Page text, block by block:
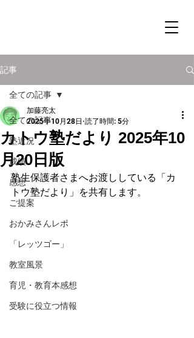
記事
全ての記事
塾近況
成績
感想
ご提案
おかみさんレポ
「レッツゴー」
教室風景
育児・教育本感想
受験に役立つ情報
全ての記事
カトウ塾だより 2025年10
月20日版
加藤亮太
2025年10月28日 読了時間: 5分
塾生保護者さまへお渡ししている「カ
トウ塾だより」を共有します。